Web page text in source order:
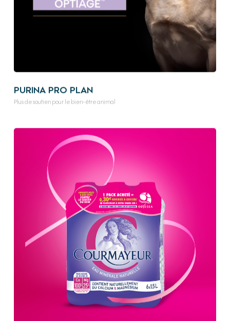
PURINA PRO PLAN
Plus de soutien pour le bien-être animal